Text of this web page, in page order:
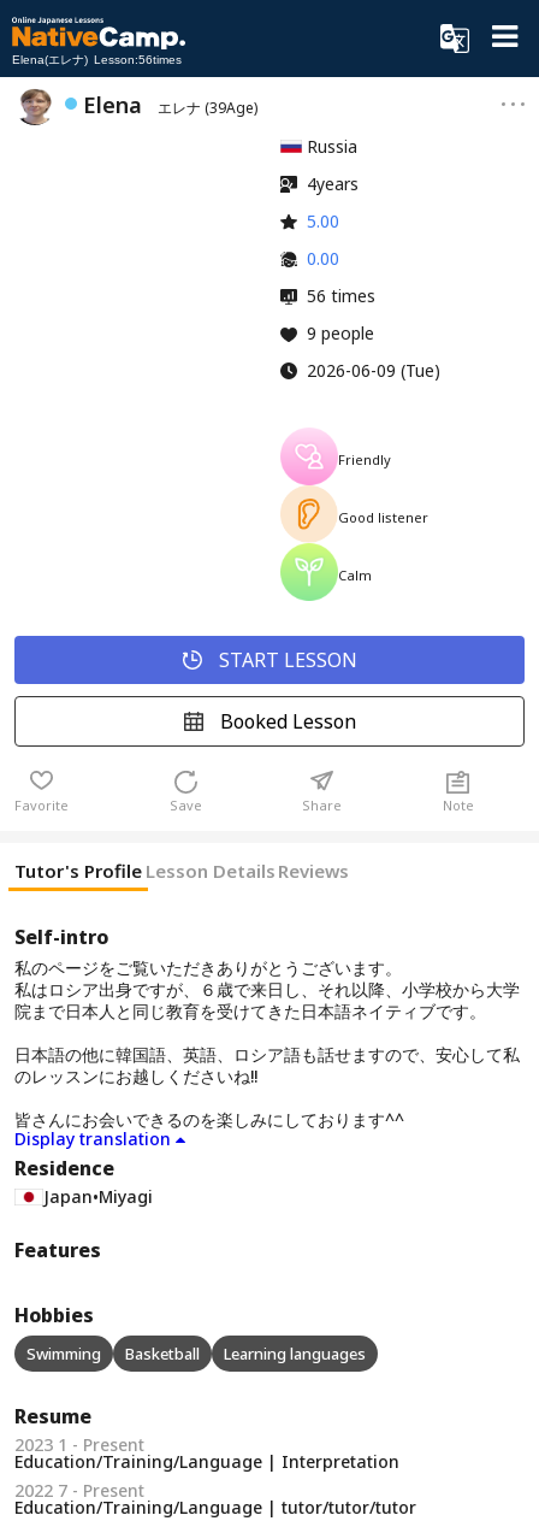
Elena(エレナ) Lesson:56times
Elena エレナ (39Age)
Russia
4years
5.00
0.00
56 times
9 people
2026-06-09 (Tue)
Friendly
Good listener
Calm
START LESSON
Booked Lesson
Favorite Save Share Note
Tutor's Profile Lesson Details Reviews
Self-intro
私のページをご覧いただきありがとうございます。
私はロシア出身ですが、６歳で来日し、それ以降、小学校から大学
院まで日本人と同じ教育を受けてきた日本語ネイティブです。
日本語の他に韓国語、英語、ロシア語も話せますので、安心して私
のレッスンにお越しくださいね!!
皆さんにお会いできるのを楽しみにしております^^
Display translation
Residence
Japan•Miyagi
Features
Hobbies
Swimming Basketball Learning languages
Resume
2023 1 - Present
Education/Training/Language | Interpretation
2022 7 - Present
Education/Training/Language | tutor/tutor/tutor